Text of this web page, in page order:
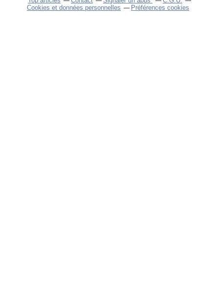
Cookies et données personnelles
Préférences cookies